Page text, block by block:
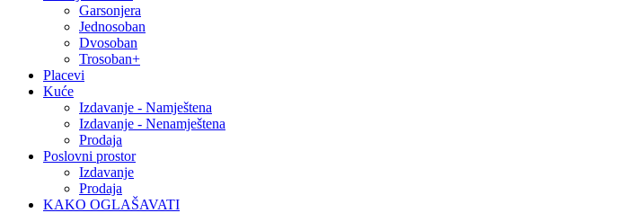
Garsonjera
Jednosoban
Dvosoban
Trosoban+
Placevi
Kuće
Izdavanje - Namještena
Izdavanje - Nenamještena
Prodaja
Poslovni prostor
Izdavanje
Prodaja
KAKO OGLAŠAVATI